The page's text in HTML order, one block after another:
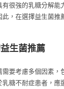
很強的乳糖分解能
，在選擇益生菌推
生菌推薦
要考慮多個因素，
糖不耐症患者，應